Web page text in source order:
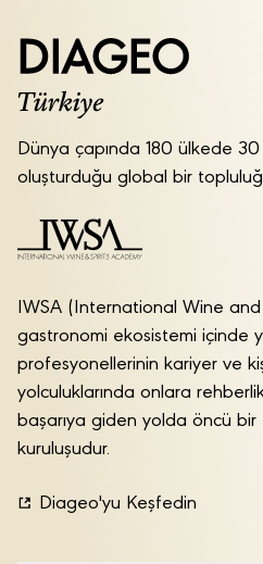
Dünya çapında 180 ülkede 30
oluşturduğu global bir
IWSA (International Wine
gastronomi ekosistemi içinde
profesyonellerinin kariyer ve
yolculuklarında onlara
başarıya giden yolda öncü bir
kuruluşudur.
Diageo'yu Keşfedin